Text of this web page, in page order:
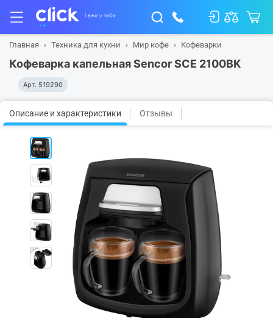
Главная Техника для кухни Мир кофе Кофеварки
Кофеварка капельная Sencor SCE 2100BK
Арт. 519290
Описание и характеристики Отзывы